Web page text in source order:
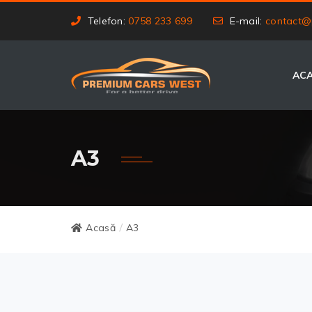
Telefon:0758 233 699 E-mail:
A3
Acasă / A3